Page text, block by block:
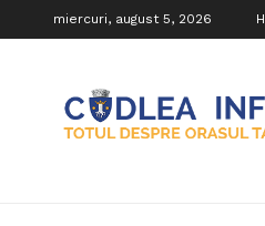
miercuri, august 5, 2026
Info